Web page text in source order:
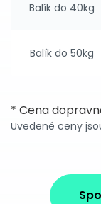
Balík do 40kg
Balík do 50kg
* Cena
Uvedené ceny